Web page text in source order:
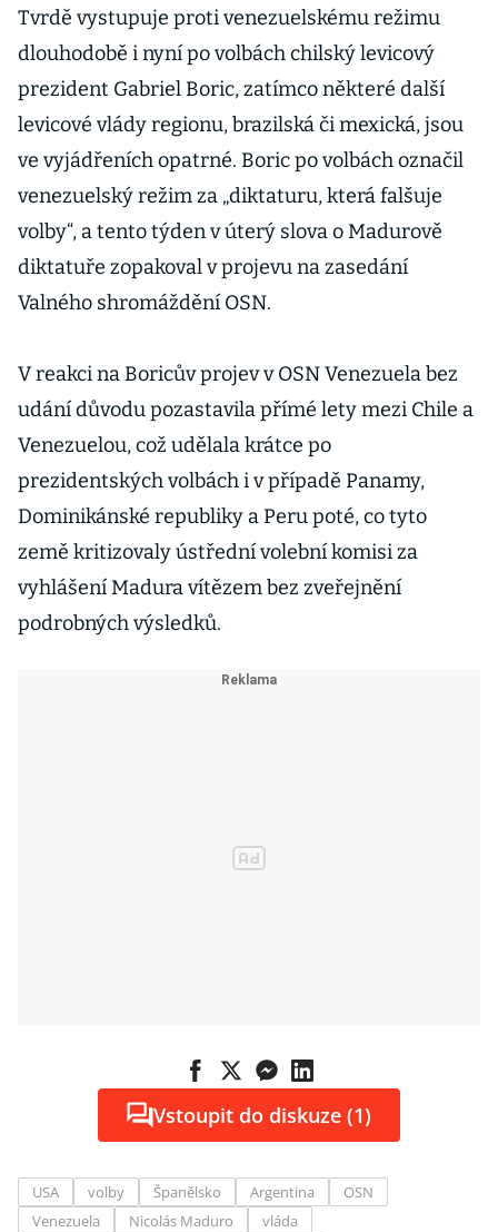
Tvrdě vystupuje proti venezuelskému režimu
dlouhodobě i nyní po volbách chilský levicový
prezident Gabriel Boric, zatímco některé další
levicové vlády regionu, brazilská či mexická, jsou
ve vyjádřeních opatrné. Boric po volbách označil
venezuelský režim za „diktaturu, která falšuje
volby“, a tento týden v úterý slova o Madurově
diktatuře zopakoval v projevu na zasedání
Valného shromáždění OSN.
V reakci na Boricův projev v OSN Venezuela bez
udání důvodu pozastavila přímé lety mezi Chile a
Venezuelou, což udělala krátce po
prezidentských volbách i v případě Panamy,
Dominikánské republiky a Peru poté, co tyto
země kritizovaly ústřední volební komisi za
vyhlášení Madura vítězem bez zveřejnění
podrobných výsledků.
Vstoupit do diskuze (1)
USA volby Španělsko Argentina
OSN
Venezuela
Nicolás Maduro
vláda